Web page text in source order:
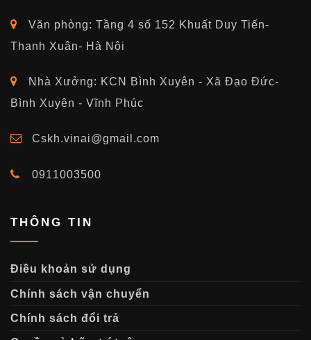
Văn phòng: Tầng 4 số 152 Khuất Duy Tiến-
Thanh Xuân- Hà Nội
Nhà Xưởng: KCN Bình Xuyên - Xã Đạo Đức-
Bình Xuyên - Vĩnh Phúc
Cskh.vinai@gmail.com
0911003500
THÔNG TIN
Điều khoản sử dụng
Chính sách vận chuyển
Chính sách đổi trả